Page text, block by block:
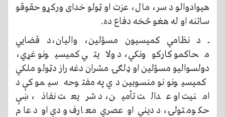
هیوادوالو د سر، مال، عزت او ټولو خدای ورکړو حقوقو
ساتنه او له هغو څخه دفاع ده.
ـــ د نظامي کمیسیون مسؤلین، والیان،د قضایي
محاکمو کارکوونکي، د ولایتي کمیسیونو غړي،
دولسوالیو مسؤلین او ډلګۍ مشران دغه راز دټولو ملکي
کمیسیونونو منسوبین دي په مفتوحه سیمو کې د
امنیت او عدالت تأمین، د شریعت نفاذ، ښې
حکومتولۍ، د دیني او عصري معارف ودې او د عام